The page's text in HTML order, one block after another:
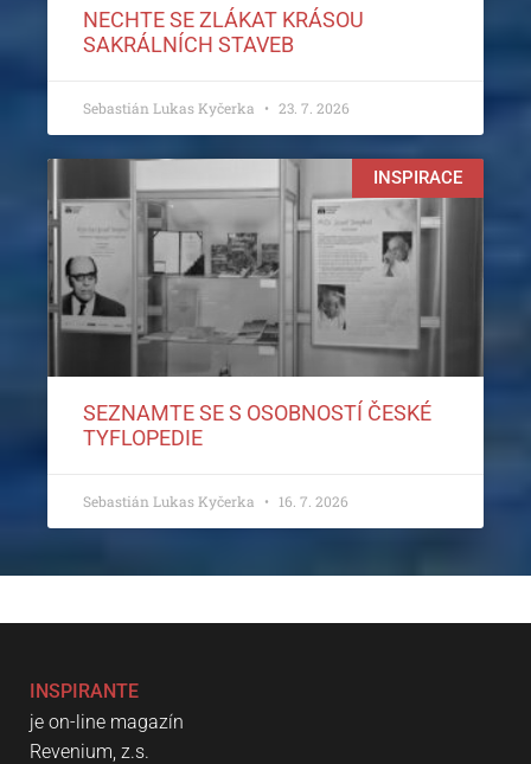
NECHTE SE ZLÁKAT KRÁSOU
SAKRÁLNÍCH STAVEB
Sebastián Lukas Kyčerka 23. 7. 2026
INSPIRACE
SEZNAMTE SE S OSOBNOSTÍ ČESKÉ
TYFLOPEDIE
Sebastián Lukas Kyčerka 16. 7. 2026
INSPIRANTE
je on-line magazín
Revenium, z.s.